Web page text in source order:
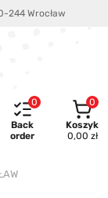
244 Wrocław
0
Back
order
0
Koszyk
0,00 zł